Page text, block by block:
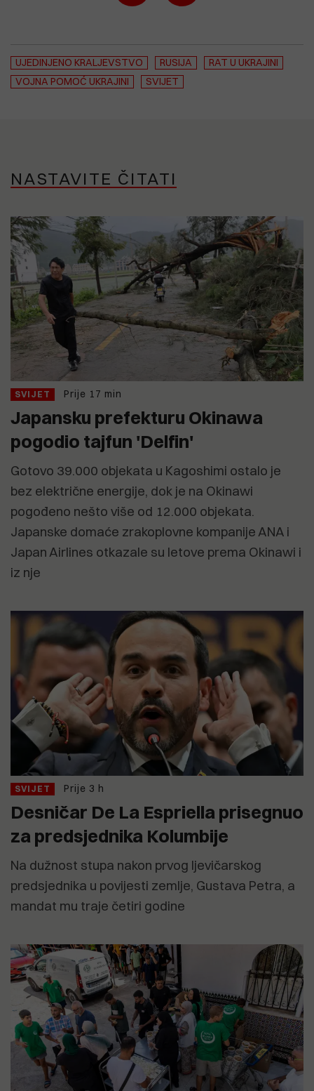
UJEDINJENO KRALJEVSTVO RUSIJA
RAT U UKRAJINI
VOJNA POMOĆ UKRAJINI
SVIJET
NASTAVITE ČITATI
SVIJET Prije 17 min
Japansku prefekturu Okinawa
pogodio tajfun 'Delfin'
Gotovo 39.000 objekata u Kagoshimi ostalo je
bez električne energije, dok je na Okinawi
pogođeno nešto više od 12.000 objekata.
Japanske domaće zrakoplovne kompanije ANA i
Japan Airlines otkazale su letove prema Okinawi i
iz nje
SVIJET Prije 3 h
Desničar De La Espriella prisegnuo
za predsjednika Kolumbije
Na dužnost stupa nakon prvog ljevičarskog
predsjednika u povijesti zemlje, Gustava Petra, a
mandat mu traje četiri godine